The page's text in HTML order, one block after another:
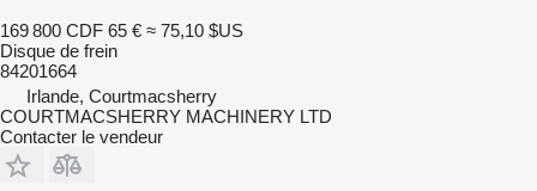
169 800 CDF 65 € ≈ 75,10 $US
Disque de frein
84201664
Irlande, Courtmacsherry
COURTMACSHERRY MACHINERY LTD
Contacter le vendeur